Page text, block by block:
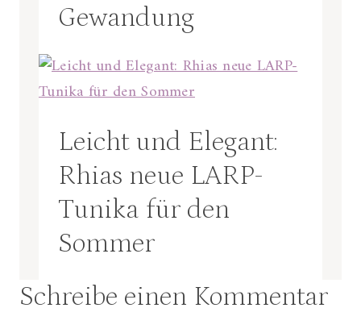
Gewandung
Leicht und Elegant:
Rhias neue LARP-
Tunika für den
Sommer
Schreibe einen Kommentar